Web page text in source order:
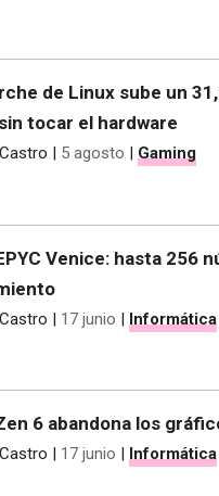
de Linux sube un
tocar el hardware
| 5 agosto | Gaming
Venice: hasta 256
| 17 junio | Informática
6 abandona los
| 17 junio | Informática